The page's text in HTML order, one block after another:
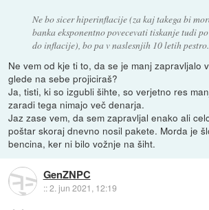
Ne bo sicer hiperinflacije (za kaj takega bi
banka eksponentno povecevati tiskanje tudi
do inflacije), bo pa v naslesnjih 10 letih pestro.
Ne vem od kje ti to, da se je manj zapravljalo
glede na sebe projiciraš?
Ja, tisti, ki so izgubli šihte, so verjetno res
zaradi tega nimajo več denarja.
Jaz zase vem, da sem zapravljal enako ali
poštar skoraj dnevno nosil pakete. Morda je
bencina, ker ni bilo vožnje na šiht.
GenZNPC
::2. jun 2021, 12:19